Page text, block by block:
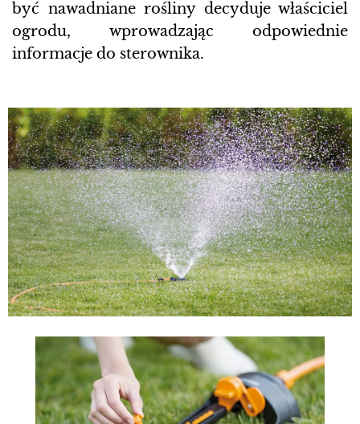
być nawadniane rośliny decyduje właściciel
ogrodu, wprowadzając odpowiednie
informacje do sterownika.